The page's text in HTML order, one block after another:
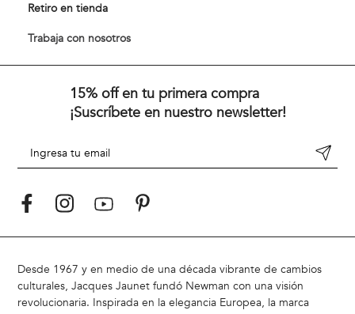
Retiro en tienda
Trabaja con nosotros
15% off en tu primera compra
¡Suscríbete en nuestro newsletter!
Desde 1967 y en medio de una década vibrante de cambios
culturales, Jacques Jaunet fundó Newman con una visión
revolucionaria. Inspirada en la elegancia Europea, la marca